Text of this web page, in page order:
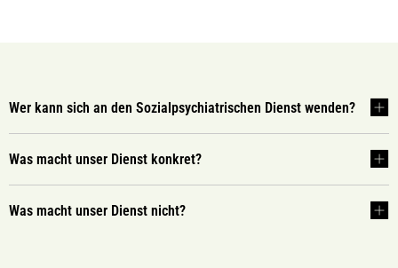
Wer kann sich an den Sozialpsychiatrischen Dienst wenden?
Was macht unser Dienst konkret?
Was macht unser Dienst nicht?